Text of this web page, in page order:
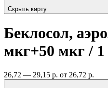
Скрыть карту
Беклосол,
мкг+50 мкг / 1
26,72 — 29,15 р. от 26,72 р.